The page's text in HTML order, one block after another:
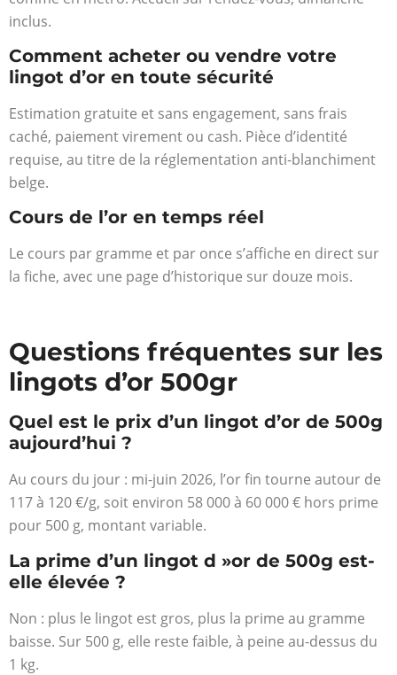
inclus.
Comment acheter ou vendre votre
lingot d’or en toute sécurité
Estimation gratuite et sans engagement, sans frais
caché, paiement virement ou cash. Pièce d’identité
requise, au titre de la réglementation anti-blanchiment
belge.
Cours de l’or en temps réel
Le cours par gramme et par once s’affiche en direct sur
la fiche, avec une page d’historique sur douze mois.
Questions fréquentes sur les
lingots d’or 500gr
Quel est le prix d’un lingot d’or de 500g
aujourd’hui ?
Au cours du jour : mi-juin 2026, l’or fin tourne autour de
117 à 120 €/g, soit environ 58 000 à 60 000 € hors prime
pour 500 g, montant variable.
La prime d’un lingot d »or de 500g est-
elle élevée ?
Non : plus le lingot est gros, plus la prime au gramme
baisse. Sur 500 g, elle reste faible, à peine au-dessus du
1 kg.